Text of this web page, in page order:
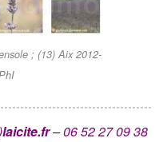
; (13) Aix 2012-
laicite.fr– 06 52 27 09 38